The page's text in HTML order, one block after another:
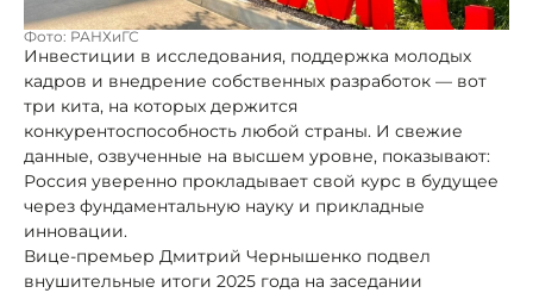
Фото: РАНХиГС
Инвестиции в исследования, поддержка молодых
кадров и внедрение собственных разработок — вот
три кита, на которых держится
конкурентоспособность любой страны. И свежие
данные, озвученные на высшем уровне, показывают:
Россия уверенно прокладывает свой курс в будущее
через фундаментальную науку и прикладные
инновации.
Вице-премьер Дмитрий Чернышенко подвел
внушительные итоги 2025 года на заседании